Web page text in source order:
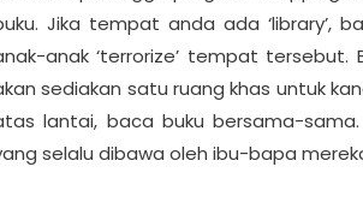
Jika tempat anda ada ‘library’,
anak ‘terrorize’ tempat tersebut.
sediakan satu ruang khas untuk
lantai, baca buku bersama-
selalu dibawa oleh ibu-bapa